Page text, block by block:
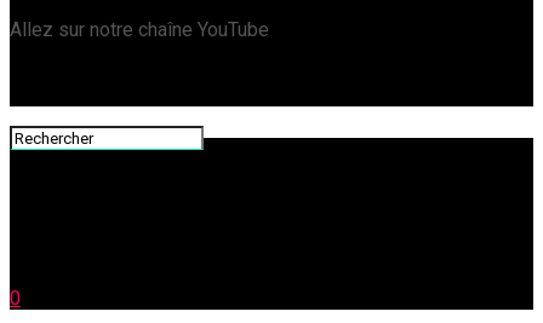
Allez sur notre chaîne YouTube
0